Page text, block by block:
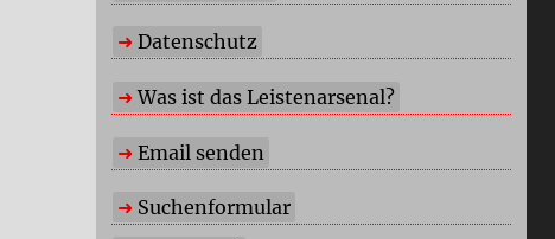
Datenschutz
Was ist das Leistenarsenal?
Email senden
Suchenformular